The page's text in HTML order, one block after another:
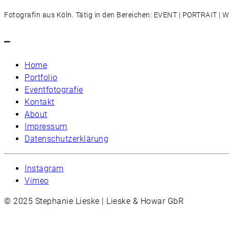
Fotografin aus Köln. Tätig in den Bereichen: EVENT | PORTRAIT |
–
Home
Portfolio
Eventfotografie
Kontakt
About
Impressum
Datenschutzerklärung
Instagram
Vimeo
© 2025 Stephanie Lieske | Lieske & Howar GbR